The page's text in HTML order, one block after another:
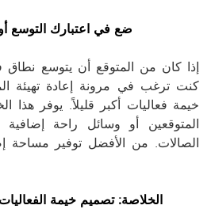
5. ضع في اعتبارك التوسع
إذا كان من المتوقع أن يتوسع نطاق
كنت ترغب في مرونة إعادة تهيئة
خيمة فعاليات أكبر قليلاً. يوفر هذا
المتوقعين أو وسائل راحة
الصالات. من الأفضل توفير مساحة
الخلاصة: تصميم خيمة